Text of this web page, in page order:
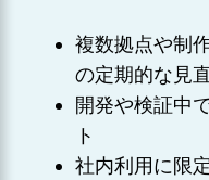
複数拠点や制
の定期的な見
開発や検証中
ト
社内利用に限